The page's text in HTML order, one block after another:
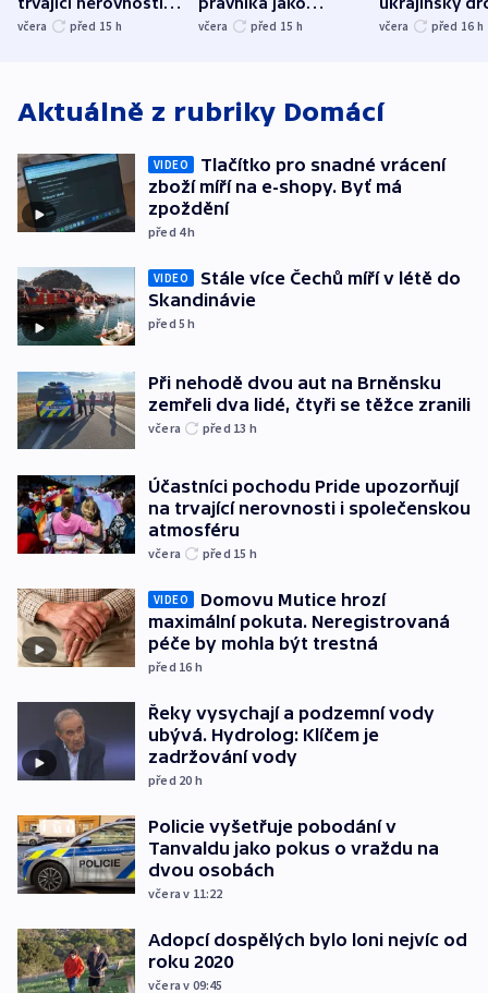
trvající nerovnosti i
společenskou
včera před 15 h
právníka jako
ministra
včera před 15 h
ukrajinský
explodoval
včera před 16 h
Aktuálně z rubriky Domácí
VIDEO
Tlačítko pro snadné vrácení
zboží míří na e-shopy. Byť má
zpoždění
před 4h
VIDEO
Stále více Čechů míří v létě do
Skandinávie
před 5h
Při nehodě dvou aut na Brněnsku
zemřeli dva lidé, čtyři se těžce zranili
včera před 13 h
Účastníci pochodu Pride upozorňují
na trvající nerovnosti i společenskou
atmosféru
včera před 15 h
VIDEO
Domovu Mutice hrozí
maximální pokuta. Neregistrovaná
péče by mohla být trestná
před 16 h
Řeky vysychají a podzemní vody
ubývá. Hydrolog: Klíčem je
zadržování vody
před 20 h
Policie vyšetřuje pobodání v
Tanvaldu jako pokus o vraždu na
dvou osobách
včera v 11:22
Adopcí dospělých bylo loni nejvíc od
roku 2020
včera v 09:45